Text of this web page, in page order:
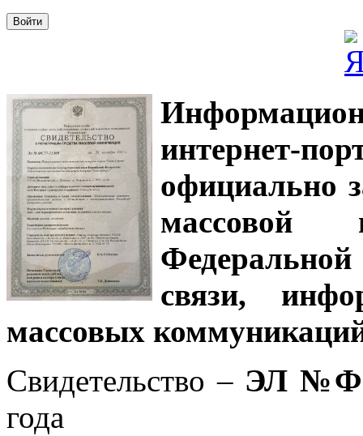
интернет-
официально
связи,
массовых
Свидетельство – ЭЛ
года